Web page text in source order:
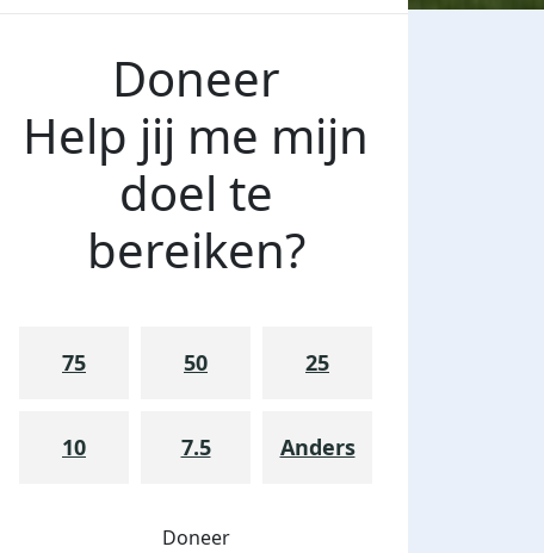
Doneer
Help jij me mijn
doel te
bereiken?
75 50 25
10 7.5 Anders
Doneer